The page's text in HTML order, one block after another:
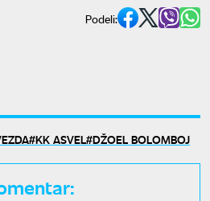
Podeli:
KK ASVEL DŽOEL BOLOMBOJ